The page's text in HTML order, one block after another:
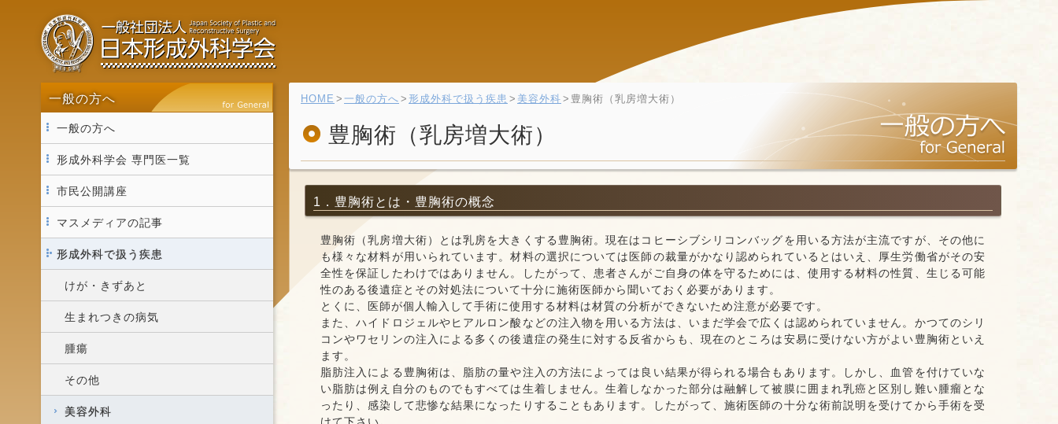
一般の方へ
一般の方へ
形成外科学会 専門医一覧
市民公開講座
マスメディアの記事
形成外科で扱う疾患
けが・きずあと
生まれつきの病気
腫瘍
その他
美容外科
HOME 一般の方へ 形成外科で扱う疾患 美容外科 豊胸術（乳房増大術）
豊胸術（乳房増大術）
1．豊胸術とは・豊胸術の概念
豊胸術（乳房増大術）とは乳房を大きくする豊胸術。現在はコヒーシブシリコンバッグを用いる方法が主流ですが、その他に
も様々な材料が用いられています。材料の選択については医師の裁量がかなり認められているとはいえ、厚生労働省がその安
全性を保証したわけではありません。したがって、患者さんがご自身の体を守るためには、使用する材料の性質、生じる可能
性のある後遺症とその対処法について十分に施術医師から聞いておく必要があります。
とくに、医師が個人輸入して手術に使用する材料は材質の分析ができないため注意が必要です。
また、ハイドロジェルやヒアルロン酸などの注入物を用いる方法は、いまだ学会で広くは認められていません。かつてのシリ
コンやワセリンの注入による多くの後遺症の発生に対する反省からも、現在のところは安易に受けない方がよい豊胸術といえ
ます。
脂肪注入による豊胸術は、脂肪の量や注入の方法によっては良い結果が得られる場合もあります。しかし、血管を付けていな
い脂肪は例え自分のものでもすべては生着しません。生着しなかった部分は融解して被膜に囲まれ乳癌と区別し難い腫瘤とな
ったり、感染して悲惨な結果になったりすることもあります。したがって、施術医師の十分な術前説明を受けてから手術を受